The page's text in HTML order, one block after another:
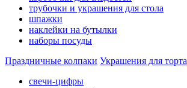
трубочки и украшения для стола
шпажки
наклейки на бутылки
наборы посуды
Праздничные колпаки Украшения для торта
свечи-цифры